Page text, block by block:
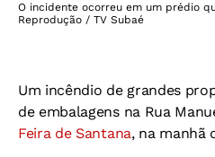
O incidente ocorreu em um prédio
Reprodução / TV Subaé
Um incêndio de grandes
de embalagens na Rua
Feira de Santana, na manhã